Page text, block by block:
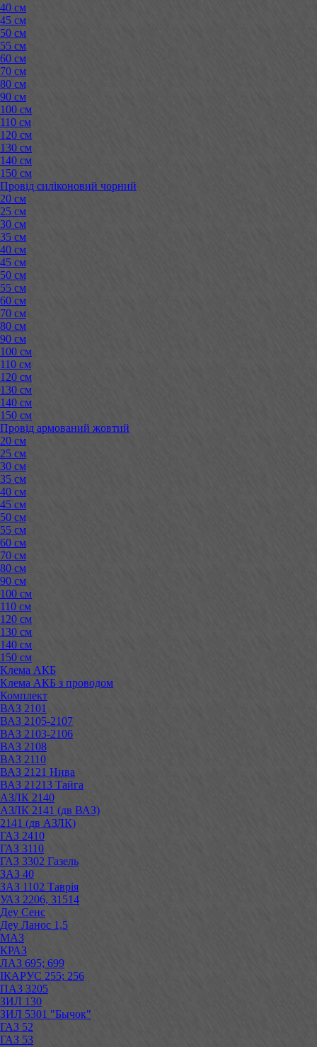
40 см
45 см
50 см
55 см
60 см
70 см
80 см
90 см
100 см
110 см
120 см
130 см
140 см
150 см
Провід силіконовий чорний
20 см
25 см
30 см
35 см
40 см
45 см
50 см
55 см
60 см
70 см
80 см
90 см
100 см
110 см
120 см
130 см
140 см
150 см
Провід армований жовтий
20 см
25 см
30 см
35 см
40 см
45 см
50 см
55 см
60 см
70 см
80 см
90 см
100 см
110 см
120 см
130 см
140 см
150 см
Клема АКБ
Клема АКБ з проводом
Комплект
ВАЗ 2101
ВАЗ 2105-2107
ВАЗ 2103-2106
ВАЗ 2108
ВАЗ 2110
ВАЗ 2121 Нива
ВАЗ 21213 Тайга
АЗЛК 2140
АЗЛК 2141 (дв ВАЗ)
2141 (дв АЗЛК)
ГАЗ 2410
ГАЗ 3110
ГАЗ 3302 Газель
ЗАЗ 40
ЗАЗ 1102 Таврія
УАЗ 2206, 31514
Деу Сенс
Деу Ланос 1,5
МАЗ
КРАЗ
ЛАЗ 695; 699
ІКАРУС 255; 256
ПАЗ 3205
ЗИЛ 130
ЗИЛ 5301 "Бычок"
ГАЗ 52
ГАЗ 53